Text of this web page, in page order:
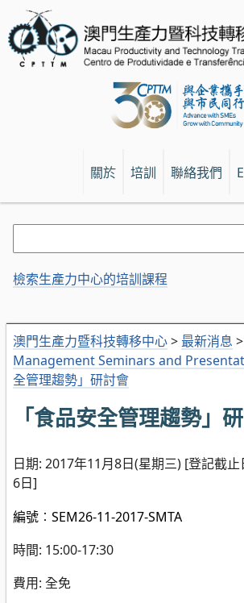
關於 培訓 聯絡我們
澳門生產力暨科技轉移中心> 最新消息 >
Management Seminars and
全管理趨勢」研討會
「食品安全管理趨勢」
日期: 2017年11月8日(星期三) [登記截
6日]
編號︰SEM26-11-2017-SMTA
時間: 15:00-17:30
費用: 全免
檢索生產力中心的培訓課程